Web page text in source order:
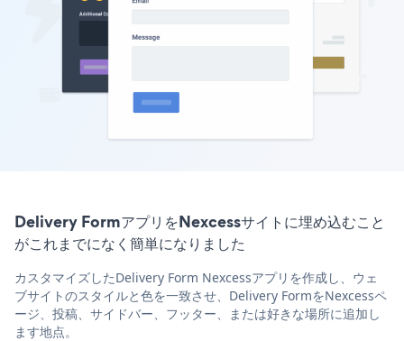
Delivery FormアプリをNexcessサイトに埋め込むこと
がこれまでになく簡単になりました
カスタマイズしたDelivery Form Nexcessアプリを作成し、ウェ
ブサイトのスタイルと色を一致させ、Delivery FormをNexcessペ
ージ、投稿、サイドバー、フッター、または好きな場所に追加し
ます地点。